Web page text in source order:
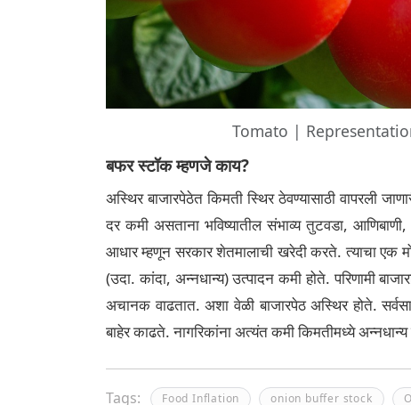
Tomato |
बफर स्टॉक म्हणजे काय?
अस्थिर बाजारपेठेत किमती स्थिर ठेवण्यासाठी वापरली
दर कमी असताना भविष्यातील संभाव्य तुटवडा,
आधार म्हणून सरकार शेतमालाची खरेदी करते. त्याचा एक
(उदा. कांदा, अन्नधान्य) उत्पादन कमी होते. परिणामी
अचानक वाढतात. अशा वेळी बाजारपेठ अस्थिर होते.
बाहेर काढते. नागरिकांना अत्यंत कमी किमतीमध्ये
Tags: Food Inflation onion buffer stock